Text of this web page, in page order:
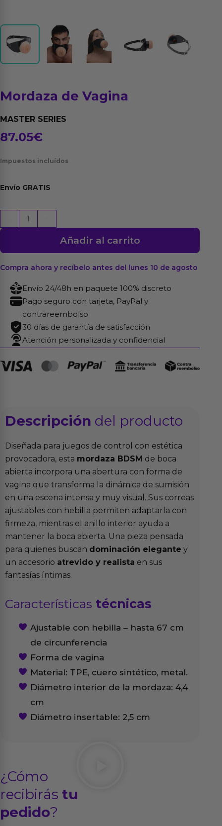
Mordaza de Vagina
MASTER SERIES
87.05€
Impuestos incluídos
Envío GRATIS
Mordaza
de
cantidad
Añadir al carrito
Compra ahora y recíbelo antes del lunes 10 de agosto
Envío 24/48h en paquete 100% discreto
Pago seguro con tarjeta, PayPal y
contrareembolso
30 días de garantía de satisfacción
Atención personalizada y confidencial
Descripción del producto
Diseñada para juegos de control con estética
provocadora, esta mordaza BDSM de boca
abierta incorpora una abertura con forma de
vagina que transforma la dinámica de sumisión
en una escena intensa y muy visual. Sus correas
ajustables con hebilla permiten adaptarla con
firmeza, mientras el anillo interior ayuda a
mantener la boca abierta. Una pieza pensada
para quienes buscan dominación elegante y
un accesorio atrevido y realista en sus
fantasías íntimas.
Características técnicas
Ajustable con hebilla – hasta 67 cm
de circunferencia
Forma de vagina
Material: TPE, cuero sintético, metal.
Diámetro interior de la mordaza: 4,4
cm
Diámetro insertable: 2,5 cm
¿Cómo
recibirás tu
pedido?